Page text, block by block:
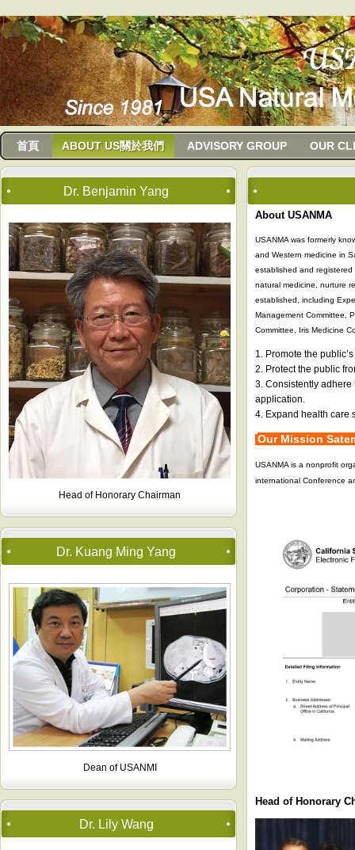
usanma
首頁 ABOUT US關於我們 ADVISORY GROUP OUR
Dr. Benjamin Yang
Head of Honorary Chairman
Dr. Kuang Ming Yang
Dean of USANMI
Dr. Lily Wang
About USANMA
USANMA was formerly
and Western medicine in
established and
natural medicine, nurture
established, including
Management Committee,
Committee, Iris Medicine
1. Promote the
2. Protect the public
3. Consistently
application.
4. Expand health care
Our Mission
USANMA is a nonprofit
international Conference
Head of Honorary